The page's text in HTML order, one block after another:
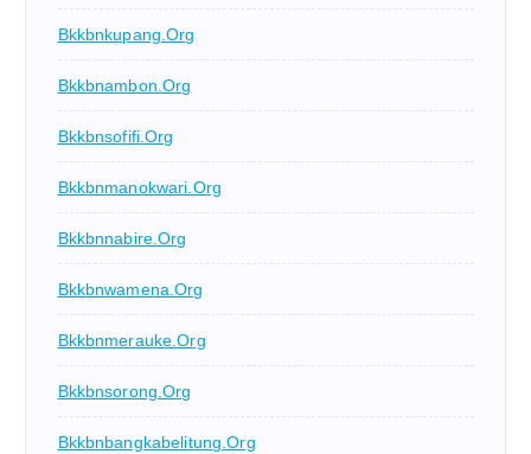
Bkkbnkupang.org
Bkkbnambon.org
Bkkbnsofifi.org
Bkkbnmanokwari.org
Bkkbnnabire.org
Bkkbnwamena.org
Bkkbnmerauke.org
Bkkbnsorong.org
Bkkbnbangkabelitung.org